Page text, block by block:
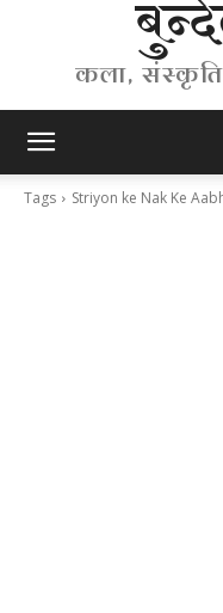
कला,
Tags Striyon ke Nak Ke